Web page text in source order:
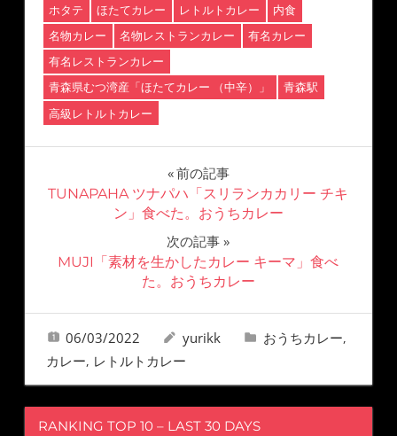
ホタテ
ほたてカレー レトルトカレー
内食
名物カレー
名物レストランカレー
有名カレー
有名レストランカレー
青森県むつ湾産「ほたてカレー （中辛）」
青森駅
高級レトルトカレー
前の記事
TUNAPAHA ツナパハ「スリランカカリー チキ
ン」食べた。おうちカレー
次の記事
MUJI「素材を生かしたカレー キーマ」食べ
た。おうちカレー
06/03/2022 yurikk おうちカレー,
カレー, レトルトカレー
RANKING TOP 10 – LAST 30 DAYS